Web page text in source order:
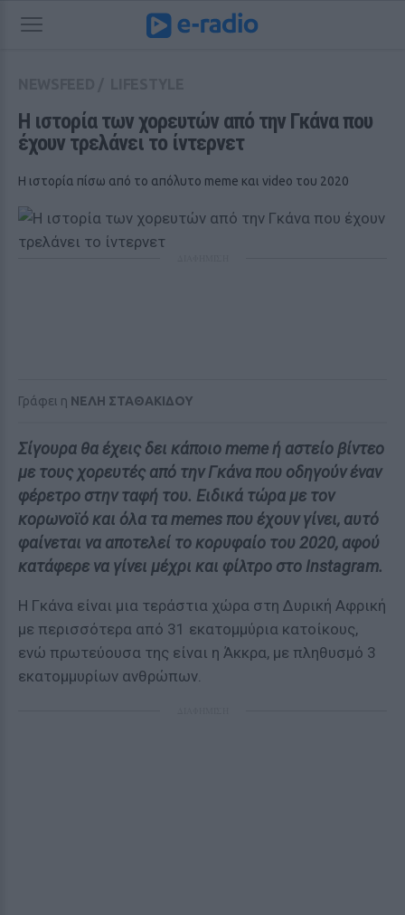
Η ιστορία των χορευτών από την Γκάνα που
έχουν τρελάνει το ίντερνετ
Η ιστορία πίσω από το απόλυτο meme και video του 2020
Γράφει η ΝΕΛΗ ΣΤΑΘΑΚΙΔΟΥ
Σίγουρα θα έχεις δει κάποιο meme ή αστείο βίντεο
με τους χορευτές από την Γκάνα που οδηγούν έναν
φέρετρο στην ταφή του. Ειδικά τώρα με τον
κορωνοϊό και όλα τα memes που έχουν γίνει, αυτό
φαίνεται να αποτελεί το κορυφαίο του 2020, αφού
κατάφερε να γίνει μέχρι και φίλτρο στο Instagram.
Η Γκάνα είναι μια τεράστια χώρα στη Δυρική Αφρική
με περισσότερα από 31 εκατομμύρια κατοίκους,
ενώ πρωτεύουσα της είναι η Άκκρα, με πληθυσμό 3
εκατομμυρίων ανθρώπων.